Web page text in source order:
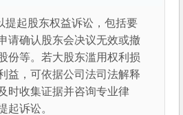
提起股东权益诉讼，包括要
请确认股东会决议无效或撤
份等。若大股东滥用权利损
益，可依据公司法司法解释
时收集证据并咨询专业律
起诉讼。